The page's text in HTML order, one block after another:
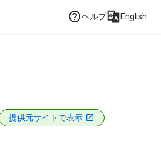
ヘルプ English
提供元サイトで表示